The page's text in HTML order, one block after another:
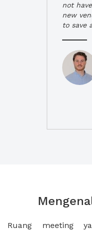
not
new
to save
Ruang meeting
Ruang meeting